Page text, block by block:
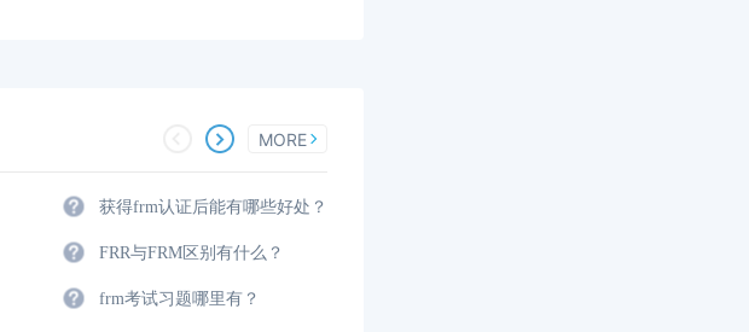
MORE
获得frm认证后能有哪些好处？
FRR与FRM区别有什么？
frm考试习题哪里有？